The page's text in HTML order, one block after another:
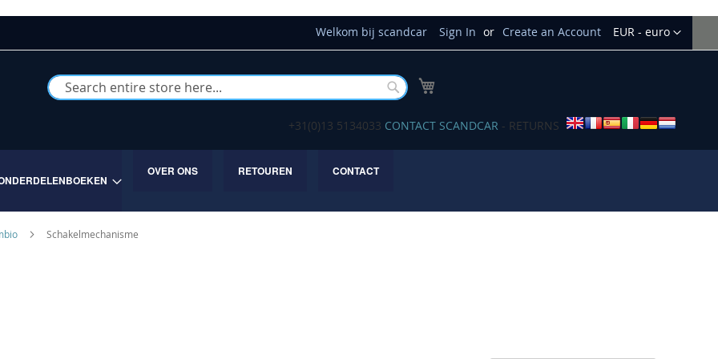
Currency
EUR - euro
Welkom bij scandcar Sign In Create an Account
Buscar
+31(0)13 5134033 CONTACT SCANDCAR - RETURNS
OVER ONS RETOUREN CONTACT
Schakelmechanisme